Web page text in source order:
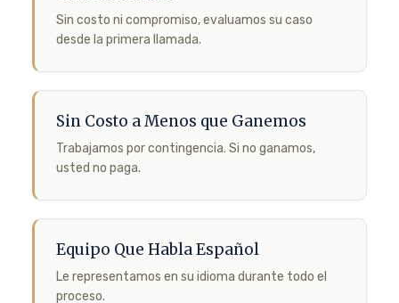
Sin costo ni compromiso, evaluamos su caso
desde la primera llamada.
Sin Costo a Menos que Ganemos
Trabajamos por contingencia. Si no ganamos,
usted no paga.
Equipo Que Habla Español
Le representamos en su idioma durante todo el
proceso.